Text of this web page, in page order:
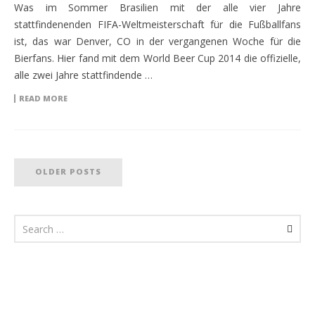
Was im Sommer Brasilien mit der alle vier Jahre
stattfindenenden FIFA-Weltmeisterschaft für die Fußballfans
ist, das war Denver, CO in der vergangenen Woche für die
Bierfans. Hier fand mit dem World Beer Cup 2014 die offizielle,
alle zwei Jahre stattfindende …
READ MORE
OLDER POSTS